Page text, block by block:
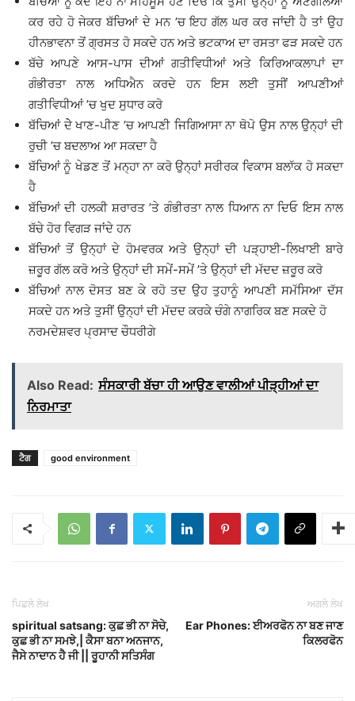
ਕਰ ਰਹੇ ਹੋ ਜੇਕਰ ਬੱਚਿਆਂ ਦੇ ਮਨ ’ਚ ਇਹ ਗੱਲ ਘਰ ਕਰ ਜਾਂਦੀ ਹੈ ਤਾਂ ਉਹ
ਹੀਨਭਾਵਨਾ ਤੋਂ ਗ੍ਰਸਤ ਹੋ ਸਕਦੇ ਹਨ ਅਤੇ ਭਟਕਾਅ ਦਾ ਰਸਤਾ ਫੜ ਸਕਦੇ ਹਨ
ਬੱਚੇ ਆਪਣੇ ਆਸ-ਪਾਸ ਦੀਆਂ ਗਤੀਵਿਧੀਆਂ ਅਤੇ ਕਿਰਿਆਕਲਾਪਾਂ ਦਾ
ਗੰਭੀਰਤਾ ਨਾਲ ਅਧਿਐਨ ਕਰਦੇ ਹਨ ਇਸ ਲਈ ਤੁਸੀਂ ਆਪਣੀਆਂ
ਗਤੀਵਿਧੀਆਂ ’ਚ ਖੁਦ ਸੁਧਾਰ ਕਰੋ
ਬੱਚਿਆਂ ਦੇੇ ਖਾਣ-ਪੀਣ ’ਚ ਆਪਣੀ ਜਿਗਿਆਸਾ ਨਾ ਥੋਪੋ ਉਸ ਨਾਲ ਉਨ੍ਹਾਂ ਦੀ
ਰੁਚੀ ’ਚ ਬਦਲਾਅ ਆ ਸਕਦਾ ਹੈ
ਬੱਚਿਆਂ ਨੂੰ ਖੇਡਣ ਤੋਂ ਮਨ੍ਹਾ ਨਾ ਕਰੋ ਉਨ੍ਹਾਂ ਸਰੀਰਕ ਵਿਕਾਸ ਬਲਾੱਕ ਹੋ ਸਕਦਾ
ਹੈ
ਬੱਚਿਆਂ ਦੀ ਹਲਕੀ ਸ਼ਰਾਰਤ ’ਤੇ ਗੰਭੀਰਤਾ ਨਾਲ ਧਿਆਨ ਨਾ ਦਿਓ ਇਸ ਨਾਲ
ਬੱਚੇ ਹੋਰ ਵਿਗੜ ਜਾਂਦੇ ਹਨ
ਬੱਚਿਆਂ ਤੋਂ ਉਨ੍ਹਾਂ ਦੇ ਹੋਮਵਰਕ ਅਤੇ ਉਨ੍ਹਾਂ ਦੀ ਪੜ੍ਹਾਈ-ਲਿਖਾਈ ਬਾਰੇ
ਜ਼ਰੂਰ ਗੱਲ ਕਰੋ ਅਤੇ ਉਨ੍ਹਾਂ ਦੀ ਸਮੇਂ-ਸਮੇਂ ’ਤੇ ਉਨ੍ਹਾਂ ਦੀ ਮੱਦਦ ਜ਼ਰੂਰ ਕਰੋ
ਬੱਚਿਆਂ ਨਾਲ ਦੋਸਤ ਬਣ ਕੇ ਰਹੋ ਤਦ ਉਹ ਤੁਹਾਨੂੰ ਆਪਣੀ ਸਮੱਸਿਆ ਦੱਸ
ਸਕਦੇ ਹਨ ਅਤੇ ਤੁਸੀਂ ਉਨ੍ਹਾਂ ਦੀ ਮੱਦਦ ਕਰਕੇ ਚੰਗੇ ਨਾਗਰਿਕ ਬਣ ਸਕਦੇ ਹੋ
ਨਰਮਦੇਸ਼ਵਰ ਪ੍ਰਸਾਦ ਚੌਧਰੀਗੇ
Also Read: ਸੰਸਕਾਰੀ ਬੱਚਾ ਹੀ ਆਉਣ ਵਾਲੀਆਂ ਪੀੜ੍ਹੀਆਂ ਦਾ
ਨਿਰਮਾਤਾ
ਟੈਗ good environment
ਪਿਛਲੇ ਲੇਖ
spiritual satsang: ਕੁਛ ਭੀ ਨਾ ਸੋਚੇ,
ਕੁਛ ਭੀ ਨਾ ਸਮਝੇ,| ਕੈਸਾ ਬਨਾ ਅਨਜਾਨ,
ਜੈਸੇ ਨਾਦਾਨ ਹੈ ਜੀ || ਰੂਹਾਨੀ ਸਤਿਸੰਗ
ਅਗਲੇ ਲੇਖ
Ear Phones: ਈਅਰਫੋਨ ਨਾ ਬਣ ਜਾਣ
ਕਿਲਰਫੋਨ